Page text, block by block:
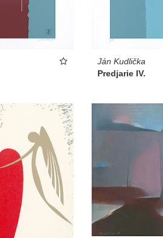
Ján Kudlička
Predjarie IV.